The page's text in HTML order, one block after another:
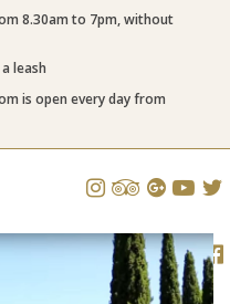
8.30am to 7pm, without
leash
is open every day from